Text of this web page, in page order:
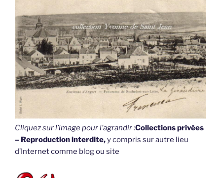
Cliquez sur l’image pour l’agrandir :Collections privées
– Reproduction interdite,y compris sur autre lieu
d’Internet comme blog ou site